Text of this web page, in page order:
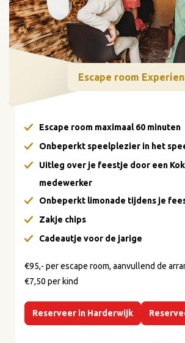
Escape room
Escape room maximaal 60 minuten
Onbeperkt speelplezier in het
Uitleg over je feestje door een
medewerker
Onbeperkt limonade tijdens je
Zakje chips
Cadeautje voor de jarige
€95,- per escape room, aanvullend de
€7,50 per kind
Reserveer in Harderwijk